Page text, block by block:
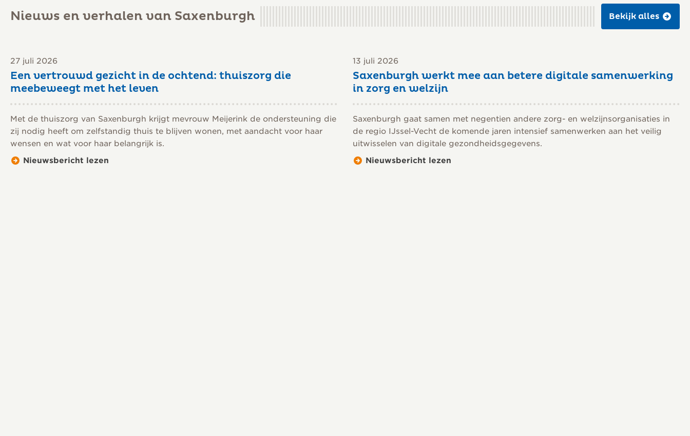
Nieuws en verhalen van Saxenburgh Bekijk alles
27 juli 2026
Een vertrouwd gezicht in de ochtend: thuiszorg die
meebeweegt met het leven
Met de thuiszorg van Saxenburgh krijgt mevrouw Meijerink de ondersteuning die
zij nodig heeft om zelfstandig thuis te blijven wonen, met aandacht voor haar
wensen en wat voor haar belangrijk is.
Nieuwsbericht lezen
13 juli 2026
Saxenburgh werkt mee aan betere digitale samenwerking
in zorg en welzijn
Saxenburgh gaat samen met negentien andere zorg- en welzijnsorganisaties in
de regio IJssel-Vecht de komende jaren intensief samenwerken aan het veilig
uitwisselen van digitale gezondheidsgegevens.
Nieuwsbericht lezen